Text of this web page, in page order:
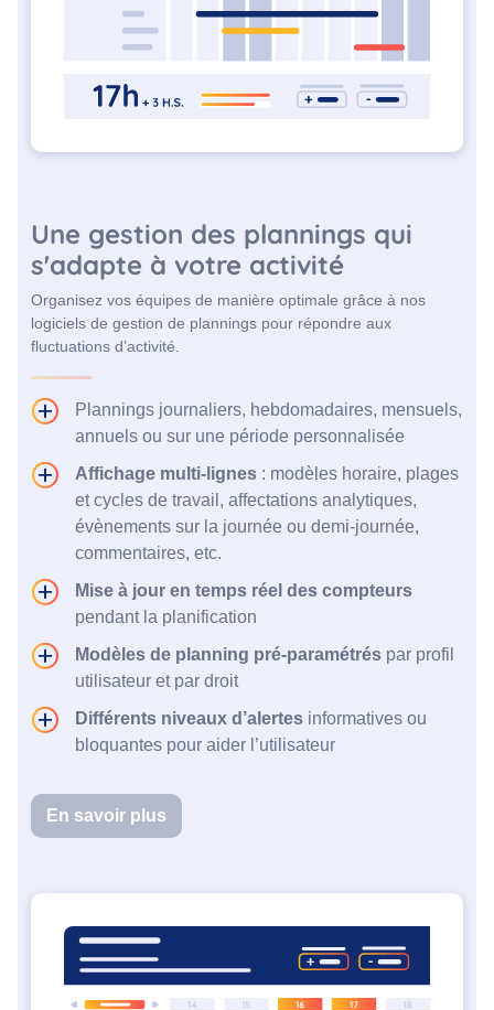
Une gestion des plannings qui
s'adapte à votre activité
Organisez vos équipes de manière optimale grâce à nos
logiciels de gestion de plannings pour répondre aux
fluctuations d’activité.
Plannings journaliers, hebdomadaires, mensuels,
annuels ou sur une période personnalisée
Affichage multi-lignes : modèles horaire, plages
et cycles de travail, affectations analytiques,
évènements sur la journée ou demi-journée,
commentaires, etc.
Mise à jour en temps réel des compteurs
pendant la planification
Modèles de planning pré-paramétrés par profil
utilisateur et par droit
Différents niveaux d’alertes informatives ou
bloquantes pour aider l’utilisateur
En savoir plus